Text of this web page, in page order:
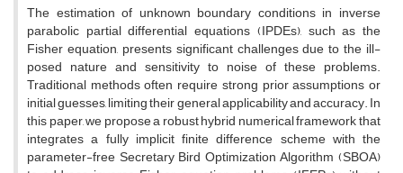
The estimation of unknown boundary conditions in inverse
parabolic partial differential equations (IPDEs), such as the
Fisher equation, presents significant challenges due to the ill-
posed nature and sensitivity to noise of these problems.
Traditional methods often require strong prior assumptions or
initial guesses, limiting their general applicability and accuracy. In
this paper, we propose a robust hybrid numerical framework that
integrates a fully implicit finite difference scheme with the
parameter-free Secretary Bird Optimization Algorithm (SBOA)